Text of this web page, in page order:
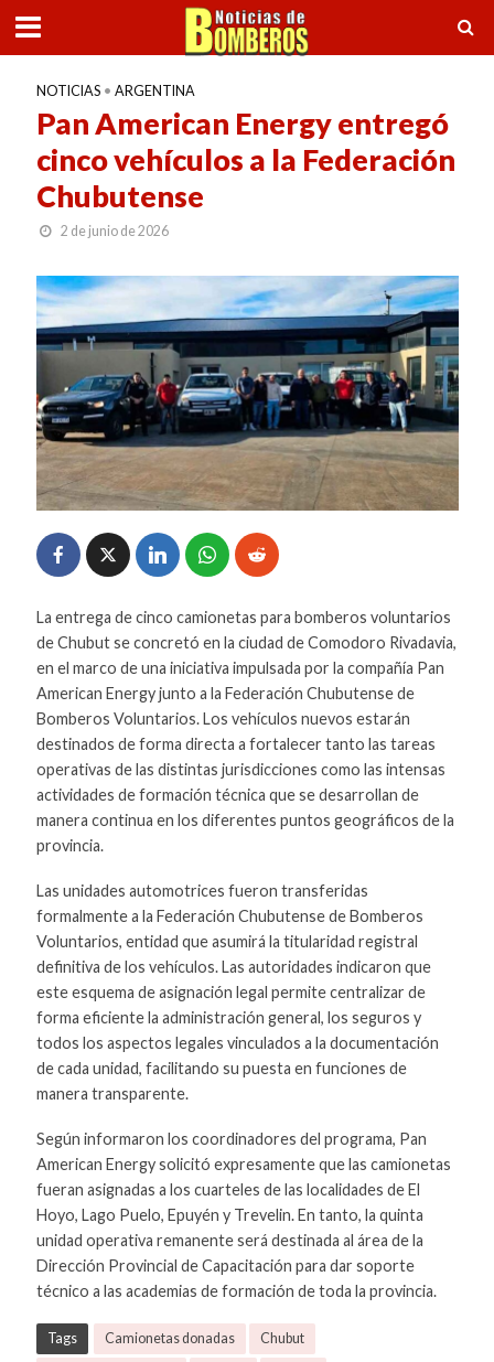
NOTICIAS • ARGENTINA
Pan American Energy entregó
cinco vehículos a la Federación
Chubutense
2 de junio de 2026
La entrega de cinco camionetas para bomberos voluntarios
de Chubut se concretó en la ciudad de Comodoro Rivadavia,
en el marco de una iniciativa impulsada por la compañía Pan
American Energy junto a la Federación Chubutense de
Bomberos Voluntarios. Los vehículos nuevos estarán
destinados de forma directa a fortalecer tanto las tareas
operativas de las distintas jurisdicciones como las intensas
actividades de formación técnica que se desarrollan de
manera continua en los diferentes puntos geográficos de la
provincia.
Las unidades automotrices fueron transferidas
formalmente a la Federación Chubutense de Bomberos
Voluntarios, entidad que asumirá la titularidad registral
definitiva de los vehículos. Las autoridades indicaron que
este esquema de asignación legal permite centralizar de
forma eficiente la administración general, los seguros y
todos los aspectos legales vinculados a la documentación
de cada unidad, facilitando su puesta en funciones de
manera transparente.
Según informaron los coordinadores del programa, Pan
American Energy solicitó expresamente que las camionetas
fueran asignadas a los cuarteles de las localidades de El
Hoyo, Lago Puelo, Epuyén y Trevelin. En tanto, la quinta
unidad operativa remanente será destinada al área de la
Dirección Provincial de Capacitación para dar soporte
técnico a las academias de formación de toda la provincia.
Tags Camionetas donadas Chubut